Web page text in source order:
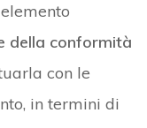
della conformità
con le
in termini di